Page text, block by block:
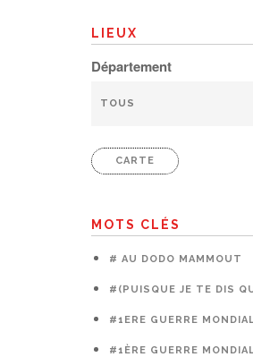
LIEUX
Département
CARTE
MOTS CLÉS
# AU DODO MAMMOUT
#(PUISQUE JE TE DIS
#1ERE GUERRE
#1ÈRE GUERRE